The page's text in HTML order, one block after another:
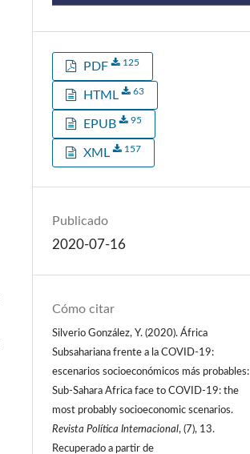
PDF 125
HTML 63
EPUB 95
XML 157
Publicado
2020-07-16
Cómo citar
Silverio González, Y. (2020). África
Subsahariana frente a la COVID-19:
escenarios socioeconómicos más probables:
Sub-Sahara Africa face to COVID-19: the
most probably socioeconomic scenarios.
Revista Política Internacional, (7), 13.
Recuperado a partir de